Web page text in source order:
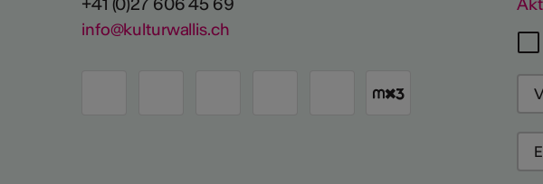
+41 (0)27 606 45 69
info@kulturwallis.ch